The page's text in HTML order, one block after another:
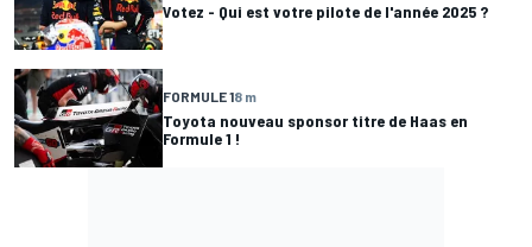
Votez - Qui est votre pilote de l'année 2025 ?
FORMULE 18 m
Toyota nouveau sponsor titre de Haas en
Formule 1 !